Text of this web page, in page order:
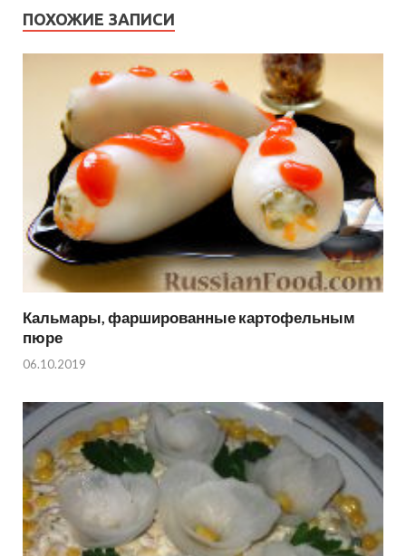
ПОХОЖИЕ ЗАПИСИ
Кальмары, фаршированные картофельным
пюре
06.10.2019